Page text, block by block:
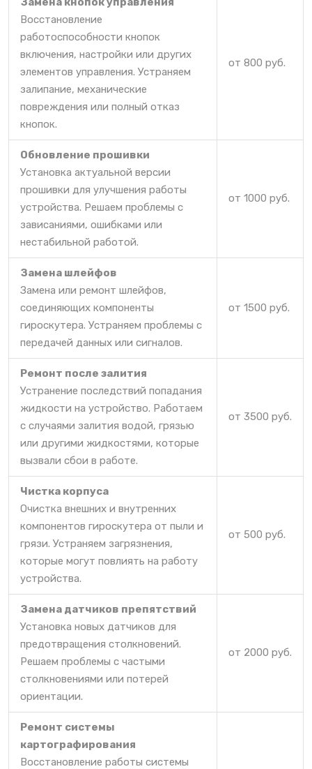
Восстановление
работоспособности кнопок
включения, настройки или других
элементов управления. Устраняем
залипание, механические
повреждения или полный отказ
кнопок.
от 800 руб.
Обновление прошивки
Установка актуальной версии
прошивки для улучшения работы
устройства. Решаем проблемы с
зависаниями, ошибками или
нестабильной работой.
от 1000 руб.
Замена шлейфов
Замена или ремонт шлейфов,
соединяющих компоненты
гироскутера. Устраняем проблемы с
передачей данных или сигналов.
от 1500 руб.
Ремонт после залития
Устранение последствий попадания
жидкости на устройство. Работаем
с случаями залития водой, грязью
или другими жидкостями, которые
вызвали сбои в работе.
от 3500 руб.
Чистка корпуса
Очистка внешних и внутренних
компонентов гироскутера от пыли и
грязи. Устраняем загрязнения,
которые могут повлиять на работу
устройства.
от 500 руб.
Замена датчиков препятствий
Установка новых датчиков для
предотвращения столкновений.
Решаем проблемы с частыми
столкновениями или потерей
ориентации.
от 2000 руб.
Ремонт системы
картографирования
Восстановление работы системы